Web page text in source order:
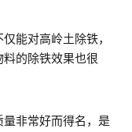
能对高岭土除铁，
的除铁效果也很
非常好而得名，是